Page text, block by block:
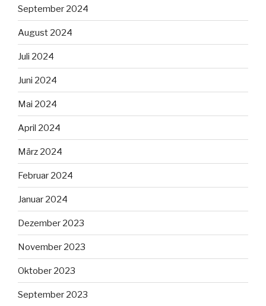
September 2024
August 2024
Juli 2024
Juni 2024
Mai 2024
April 2024
März 2024
Februar 2024
Januar 2024
Dezember 2023
November 2023
Oktober 2023
September 2023